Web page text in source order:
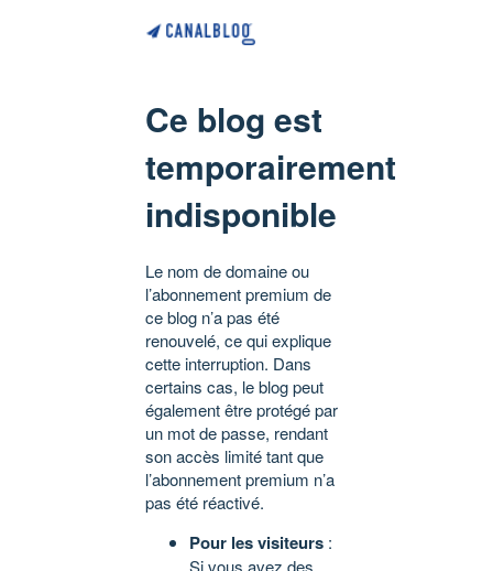
Ce blog est
temporairement
indisponible
Le nom de domaine ou
l’abonnement premium de
ce blog n’a pas été
renouvelé, ce qui explique
cette interruption. Dans
certains cas, le blog peut
également être protégé par
un mot de passe, rendant
son accès limité tant que
l’abonnement premium n’a
pas été réactivé.
Pour les visiteurs :
Si vous avez des